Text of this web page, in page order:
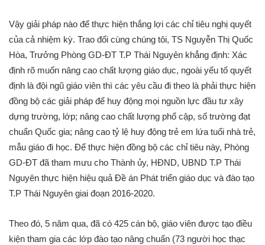
Vậy giải pháp nào để thực hiện thắng lợi các chỉ tiêu nghị quyết
của cả nhiệm kỳ. Trao đổi cùng chúng tôi, TS Nguyễn Thị Quốc
Hòa, Trưởng Phòng GD-ĐT T.P Thái Nguyên khẳng định: Xác
định rõ muốn nâng cao chất lượng giáo dục, ngoài yếu tố quyết
định là đội ngũ giáo viên thì các yêu cầu đi theo là phải thực hiện
đồng bộ các giải pháp để huy động mọi nguồn lực đầu tư xây
dựng trường, lớp; nâng cao chất lượng phổ cập, số trường đạt
chuẩn Quốc gia; nâng cao tỷ lệ huy động trẻ em lứa tuổi nhà trẻ,
mẫu giáo đi học. Để thực hiện đồng bộ các chỉ tiêu này, Phòng
GD-ĐT đã tham mưu cho Thành ủy, HĐND, UBND T.P Thái
Nguyên thực hiện hiệu quả Đề án Phát triển giáo dục và đào tạo
T.P Thái Nguyên giai đoạn 2016-2020.
Theo đó, 5 năm qua, đã có 425 cán bộ, giáo viên được tạo điều
kiện tham gia các lớp đào tạo nâng chuẩn (73 người học thạc